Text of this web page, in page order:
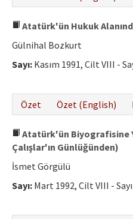
Atatürk'ün Hukuk
Gülnihal Bozkurt
Sayı: Kasım 1991, Cilt VIII -
Özet
Özet (English)
Atatürk'ün Biyografisine
Çalışlar'ın Günlüğünden)
İsmet Görgülü
Sayı: Mart 1992, Cilt VIII -